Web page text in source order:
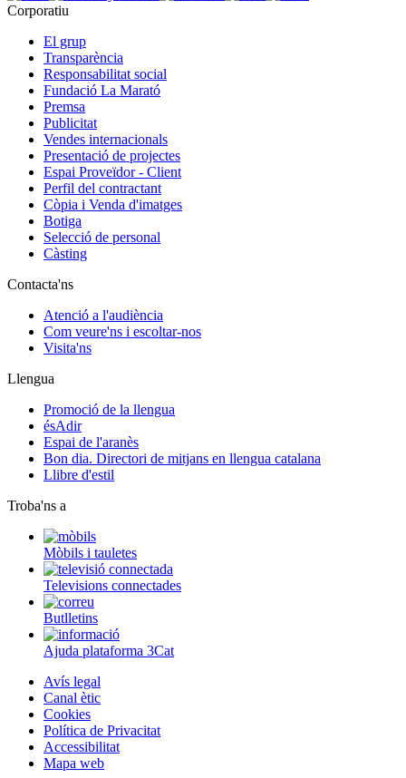
Corporatiu
El grup
Transparència
Responsabilitat social
Fundació La Marató
Premsa
Publicitat
Vendes internacionals
Presentació de projectes
Espai Proveïdor - Client
Perfil del contractant
Còpia i Venda d'imatges
Botiga
Selecció de personal
Càsting
Contacta'ns
Atenció a l'audiència
Com veure'ns i escoltar-nos
Visita'ns
Llengua
Promoció de la llengua
ésAdir
Espai de l'aranès
Bon dia. Directori de mitjans en llengua catalana
Llibre d'estil
Troba'ns a
Mòbils i tauletes
Televisions connectades
Butlletins
Ajuda plataforma 3Cat
Avís legal
Canal ètic
Cookies
Política de Privacitat
Accessibilitat
Mapa web